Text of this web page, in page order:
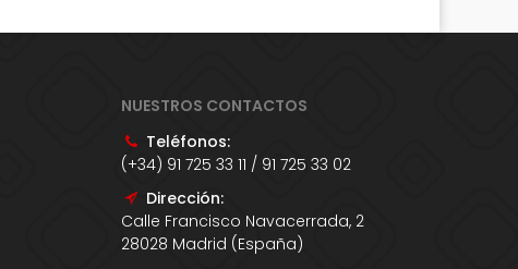
NUESTROS CONTACTOS
Teléfonos:
(+34) 91 725 33 11 / 91 725 33 02
Dirección:
Calle Francisco Navacerrada, 2
28028 Madrid (España)